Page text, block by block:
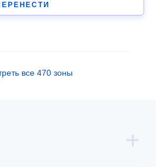
все 470 зоны